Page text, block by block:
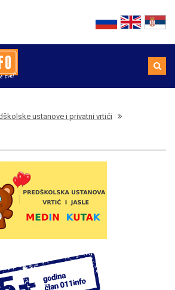
ustanove i privatni vrtići